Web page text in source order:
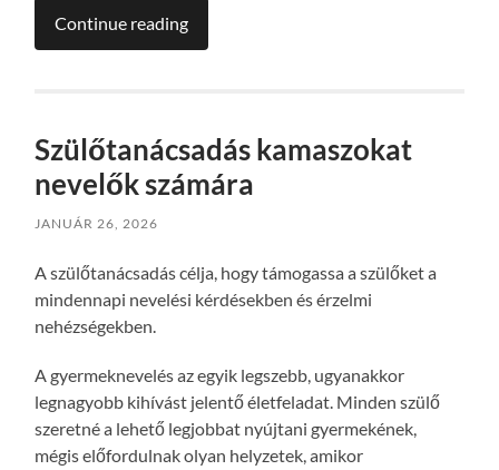
Continue reading
Szülőtanácsadás kamaszokat
nevelők számára
JANUÁR 26, 2026
A szülőtanácsadás célja, hogy támogassa a szülőket a
mindennapi nevelési kérdésekben és érzelmi
nehézségekben.
A gyermeknevelés az egyik legszebb, ugyanakkor
legnagyobb kihívást jelentő életfeladat. Minden szülő
szeretné a lehető legjobbat nyújtani gyermekének,
mégis előfordulnak olyan helyzetek, amikor